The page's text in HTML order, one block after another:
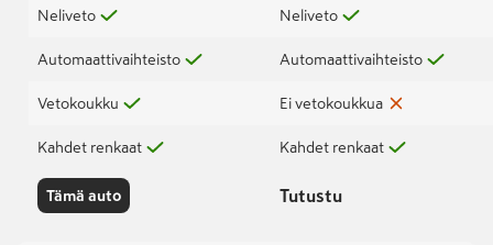
Neliveto
Automaattivaihteisto
Vetokoukku
Kahdet renkaat
Tämä auto
Neliveto
Automaattivaihteisto
Ei vetokoukkua
Kahdet renkaat
Tutustu